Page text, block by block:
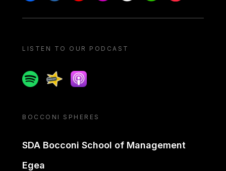
LISTEN TO OUR PODCAST
SpotifySpreakerApple podcast
BOCCONI SPHERES
SDA Bocconi School of Management
Egea